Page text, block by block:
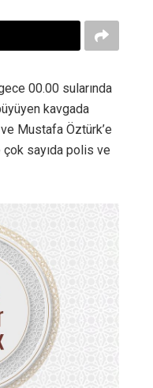
00.00 sularında
kavgada
Mustafa Öztürk’e
sayıda polis ve